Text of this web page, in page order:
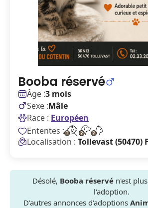
Booba réservé
Âge :3 mois
Sexe :Mâle
Race : Européen
Ententes :
Localisation : Tollevast (50470)
Désolé, Booba réservén'est
l'adoption.
D'autres annonces d'adoptions